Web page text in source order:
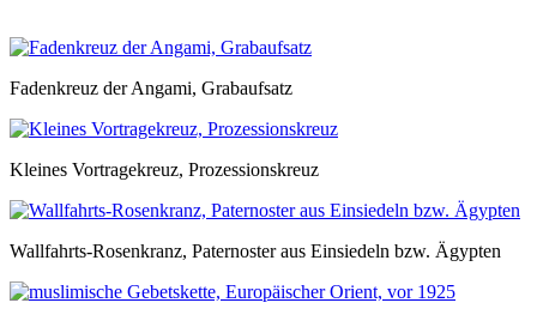
Fadenkreuz der Angami, Grabaufsatz
Kleines Vortragekreuz, Prozessionskreuz
Wallfahrts-Rosenkranz, Paternoster aus Einsiedeln bzw. Ägypten